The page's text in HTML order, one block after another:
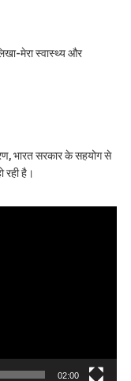
मेरा स्वास्थ्य और
भारत सरकार के सहयोग से
रही है।
02:00